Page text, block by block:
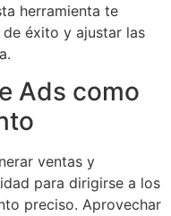
herramienta te
éxito y ajustar las
Ads como
ventas y
para dirigirse a los
preciso. Aprovechar